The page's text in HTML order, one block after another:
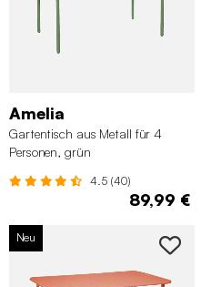
Amelia
Gartentisch aus Metall für 4
Personen, grün
4.5 (40)
89,99 €
Neu